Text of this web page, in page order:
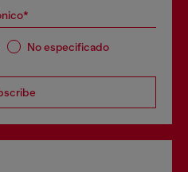
No especificado